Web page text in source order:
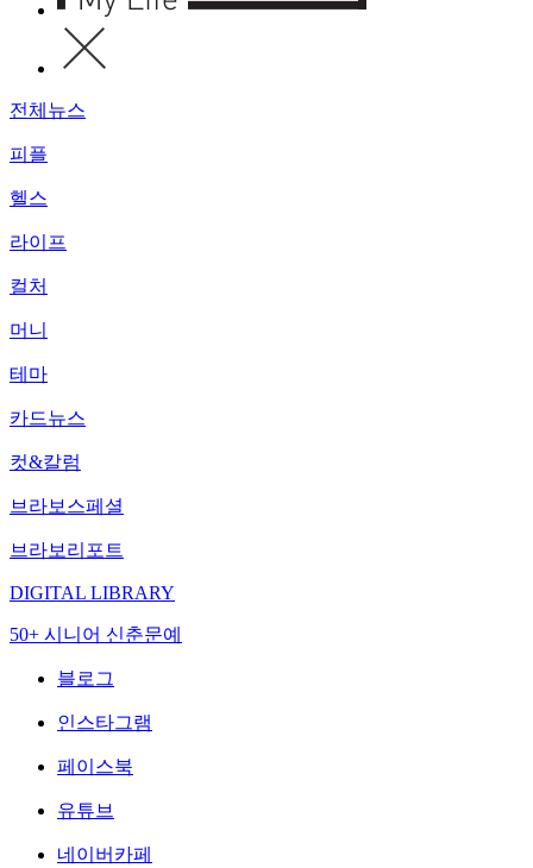
전체뉴스
피플
헬스
라이프
컬처
머니
테마
카드뉴스
컷&칼럼
브라보스페셜
브라보리포트
DIGITAL LIBRARY
50+ 시니어 신춘문예
블로그
인스타그램
페이스북
유튜브
네이버카페